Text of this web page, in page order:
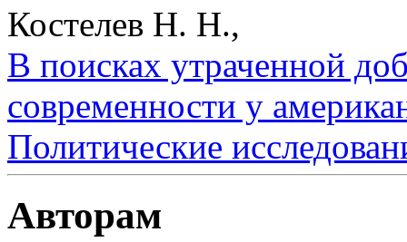
Костелев Н. Н.,
В поисках утраченной
современности у
Политические
Авторам